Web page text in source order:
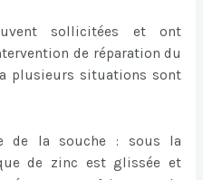
sollicitées et ont
de réparation du
plusieurs situations sont
de la souche : sous la
de zinc est glissée et